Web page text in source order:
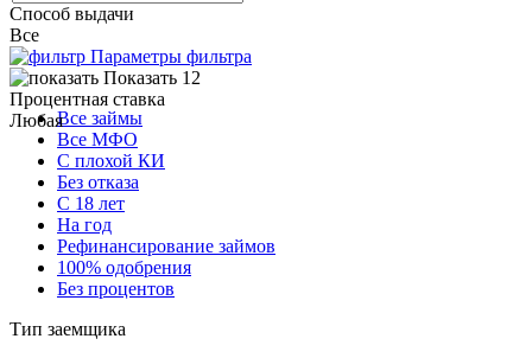
Способ выдачи
Все
Параметры фильтра
Показать 12
Процентная ставка
ЛюбаяВсе займы
Все МФО
С плохой КИ
Без отказа
С 18 лет
На год
Рефинансирование займов
100% одобрения
Без процентов
Тип заемщика